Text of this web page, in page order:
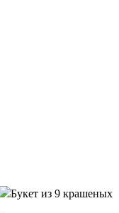
Букет из 9 крашеных